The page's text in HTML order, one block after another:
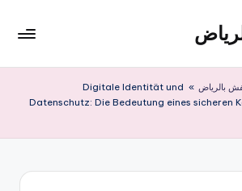
بالرياض »
Digitale Identität und
Datenschutz: Die Bedeutung eines sicheren